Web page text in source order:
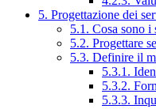
5. Progettazione dei
5.1. Cosa sono i
5.2. Progettare
5.3. Definire il
5.3.1.
5.3.2.
5.3.3.